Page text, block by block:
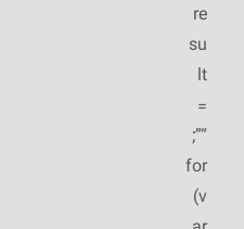
re
su
lt
=
“”;
for
(v